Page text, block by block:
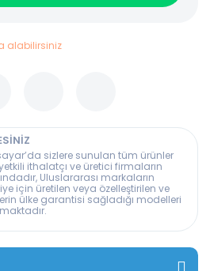
alabilirsiniz
sizlere sunulan tüm ürünler
ithalatçı ve üretici firmaların
Uluslararası markaların
için üretilen veya özelleştirilen ve
ülke garantisi sağladığı modelleri